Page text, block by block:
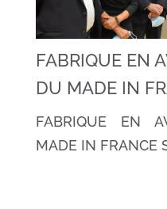
FABRIQUE EN
DU MADE IN
FABRIQUE EN
MADE IN FRANCE